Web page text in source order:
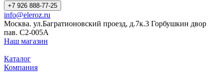
+7 926 888-77-25
info@eleroz.ru
Москва. ул.Багратионовский проезд, д.7к.3 Горбушкин двор
пав. C2-005A
Наш магазин
Каталог
Компания